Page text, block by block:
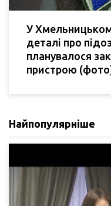
У
деталі про
планувалося
пристрою
Найпопулярніше